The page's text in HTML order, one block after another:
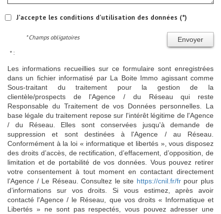
J'accepte les conditions d'utilisation des données (*)
Envoyer
* Champs obligatoires
* :
Les informations recueillies sur ce formulaire sont enregistrées
dans un fichier informatisé par La Boite Immo agissant comme
Sous-traitant du traitement pour la gestion de la
clientèle/prospects de l'Agence / du Réseau qui reste
Responsable du Traitement de vos Données personnelles. La
base légale du traitement repose sur l'intérêt légitime de l'Agence
/ du Réseau. Elles sont conservées jusqu'à demande de
suppression et sont destinées à l'Agence / au Réseau.
Conformément à la loi « informatique et libertés », vous disposez
des droits d’accès, de rectification, d’effacement, d’opposition, de
limitation et de portabilité de vos données. Vous pouvez retirer
votre consentement à tout moment en contactant directement
l’Agence / Le Réseau. Consultez le site https://cnil.fr/frpour plus
d’informations sur vos droits. Si vous estimez, après avoir
contacté l'Agence / le Réseau, que vos droits « Informatique et
Libertés » ne sont pas respectés, vous pouvez adresser une